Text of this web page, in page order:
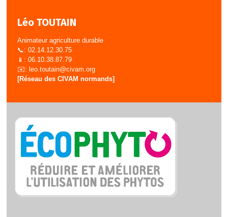
Léo TOUTAIN
Animateur agriculture durable
📞: 02.14.12.30.75
📱: 06.10.38.87.79
✉️: leo.toutain@civam.org
[Réseau des CIVAM normands]